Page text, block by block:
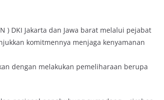
) DKI Jakarta dan Jawa barat melalui pejabat
komitmennya menjaga kenyamanan
dengan melakukan pemeliharaan berupa